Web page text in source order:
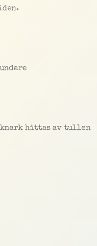
knark hittas av tullen